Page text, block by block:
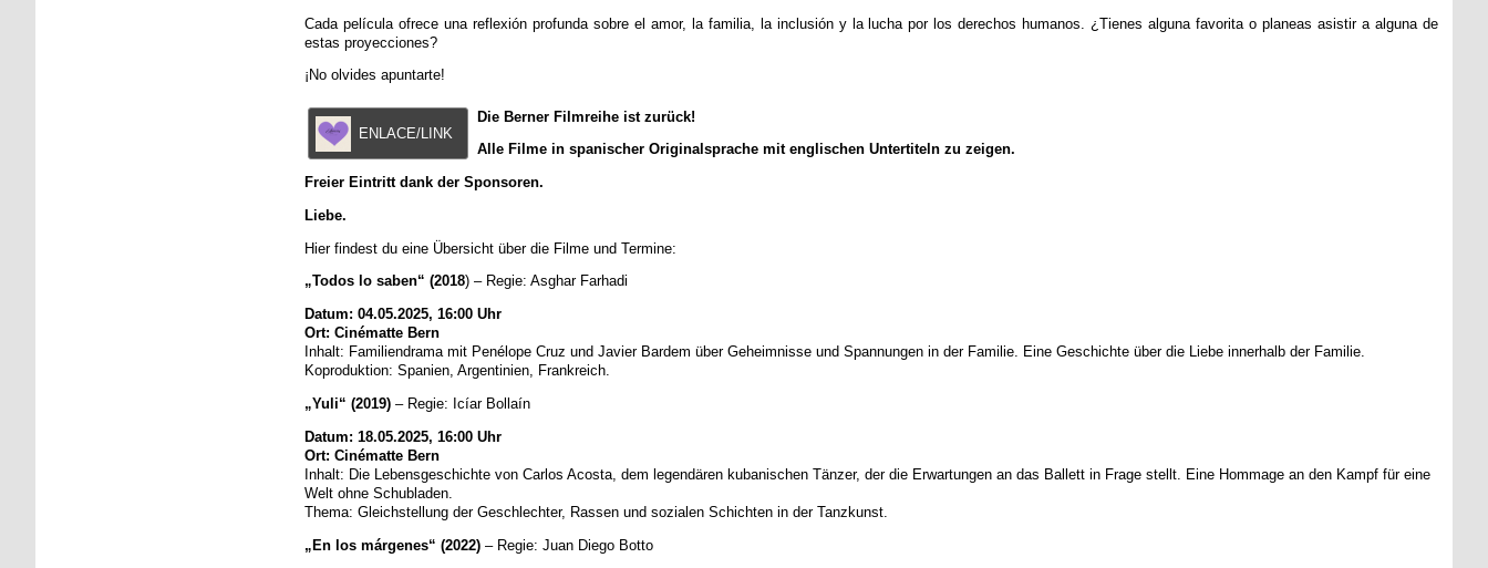
Cada película ofrece una reflexión profunda sobre el amor, la familia, la inclusión y la lucha por los derechos humanos. ¿Tienes alguna favorita o planeas asistir a alguna de
estas proyecciones?
¡No olvides apuntarte!
ENLACE/LINK
Die Berner Filmreihe ist zurück!
Alle Filme in spanischer Originalsprache mit englischen Untertiteln zu zeigen.
Freier Eintritt dank der Sponsoren.
Liebe.
Hier findest du eine Übersicht über die Filme und Termine:
„Todos lo saben“ (2018) – Regie: Asghar Farhadi
Datum: 04.05.2025, 16:00 Uhr
Ort: Cinématte Bern
Inhalt: Familiendrama mit Penélope Cruz und Javier Bardem über Geheimnisse und Spannungen in der Familie. Eine Geschichte über die Liebe innerhalb der Familie.
Koproduktion: Spanien, Argentinien, Frankreich.
„Yuli“ (2019) – Regie: Icíar Bollaín
Datum: 18.05.2025, 16:00 Uhr
Ort: Cinématte Bern
Inhalt: Die Lebensgeschichte von Carlos Acosta, dem legendären kubanischen Tänzer, der die Erwartungen an das Ballett in Frage stellt. Eine Hommage an den Kampf für eine
Welt ohne Schubladen.
Thema: Gleichstellung der Geschlechter, Rassen und sozialen Schichten in der Tanzkunst.
„En los márgenes“ (2022) – Regie: Juan Diego Botto